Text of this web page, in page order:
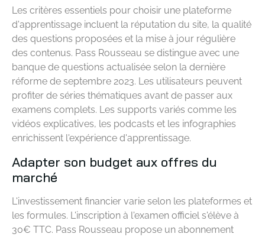
Les critères essentiels pour choisir une plateforme
d'apprentissage incluent la réputation du site, la qualité
des questions proposées et la mise à jour régulière
des contenus. Pass Rousseau se distingue avec une
banque de questions actualisée selon la dernière
réforme de septembre 2023. Les utilisateurs peuvent
profiter de séries thématiques avant de passer aux
examens complets. Les supports variés comme les
vidéos explicatives, les podcasts et les infographies
enrichissent l'expérience d'apprentissage.
Adapter son budget aux offres du
marché
L'investissement financier varie selon les plateformes et
les formules. L'inscription à l'examen officiel s'élève à
30€ TTC. Pass Rousseau propose un abonnement